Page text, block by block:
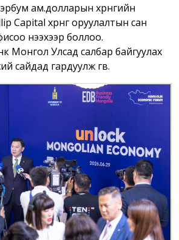
ам.долларын хөрөнгийн
Capital хөрөнгө оруулалтын сан
нээхээр боллоо.
Монгол Улсад салбар байгуулах
сайдад гардуулж өгөв.